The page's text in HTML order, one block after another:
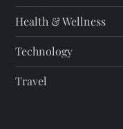
Health & Wellness
Technology
Travel